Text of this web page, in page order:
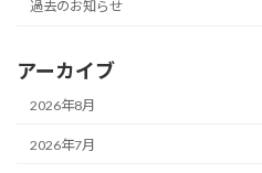
過去のお知らせ
アーカイブ
2026年8月
2026年7月